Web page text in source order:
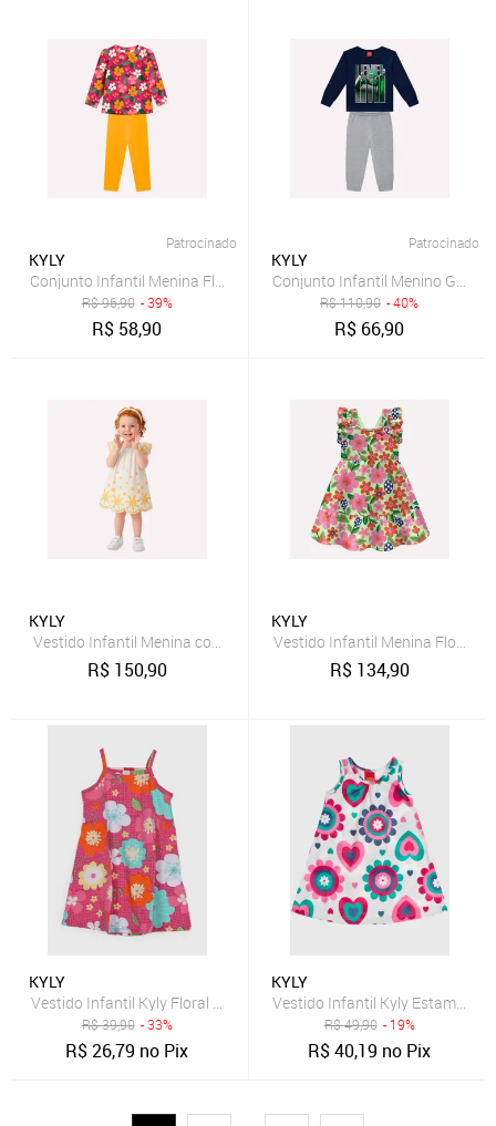
Patrocinado
KYLY
Conjunto Infantil Menina Flores Kyly
R$96,90 - 39%
R$ 58,90
Patrocinado
KYLY
Conjunto Infantil Menino Game
R$110,90 - 40%
R$ 66,90
KYLY
Vestido Infantil Menina com Corte a Laser Kyly
R$ 150,90
KYLY
Vestido Infantil Menina Flores
R$ 134,90
KYLY
Vestido Infantil Kyly Floral Rosa
R$39,90 - 33%
R$26,79 no Pix
KYLY
Vestido Infantil Kyly Estampa
R$49,90 - 19%
R$40,19 no Pix